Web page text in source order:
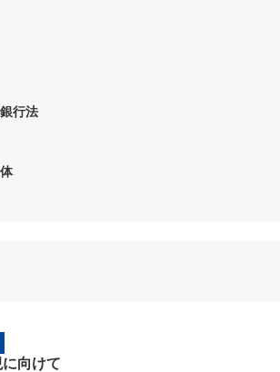
行法
向けて